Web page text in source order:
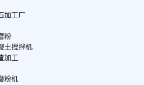
加工厂
粉
土搅拌机
加工
粉机